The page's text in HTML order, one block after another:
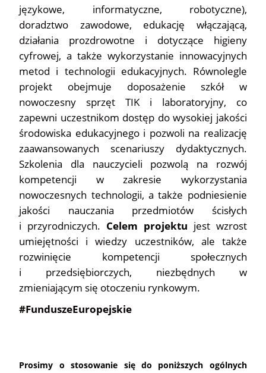
językowe, informatyczne, robotyczne),
doradztwo zawodowe, edukację włączającą,
działania prozdrowotne i dotyczące higieny
cyfrowej, a także wykorzystanie innowacyjnych
metod i technologii edukacyjnych. Równolegle
projekt obejmuje doposażenie szkół w
nowoczesny sprzęt TIK i laboratoryjny, co
zapewni uczestnikom dostęp do wysokiej jakości
środowiska edukacyjnego i pozwoli na realizację
zaawansowanych scenariuszy dydaktycznych.
Szkolenia dla nauczycieli pozwolą na rozwój
kompetencji w zakresie wykorzystania
nowoczesnych technologii, a także podniesienie
jakości nauczania przedmiotów ścisłych
i przyrodniczych. Celem projektu jest wzrost
umiejętności i wiedzy uczestników, ale także
rozwinięcie kompetencji społecznych
i przedsiębiorczych, niezbędnych w
zmieniającym się otoczeniu rynkowym.
#FunduszeEuropejskie
Prosimy o stosowanie się do poniższych ogólnych